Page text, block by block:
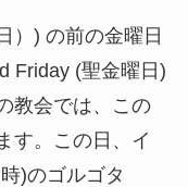
）) の前の金曜日
Friday (聖金曜日)
教会では、この
す。この日、イ
)のゴルゴタ